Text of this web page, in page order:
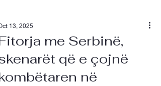
me Serbinë,
që e çojnë
në
13, 2025